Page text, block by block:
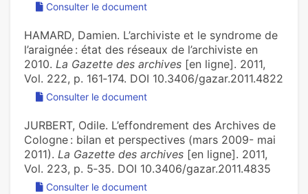
Consulter le document
HAMARD, Damien. L’archiviste et le syndrome de
l’araignée : état des réseaux de l’archiviste en
2010. La Gazette des archives [en ligne]. 2011,
Vol. 222, p. 161‑174. DOI 10.3406/gazar.2011.4822
Consulter le document
JURBERT, Odile. L’effondrement des Archives de
Cologne : bilan et perspectives (mars 2009- mai
2011). La Gazette des archives [en ligne]. 2011,
Vol. 223, p. 5‑35. DOI 10.3406/gazar.2011.4835
Consulter le document